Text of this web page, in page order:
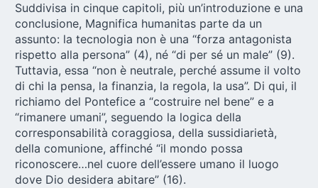
Suddivisa in cinque capitoli, più un’introduzione e una
conclusione, Magnifica humanitas parte da un
assunto: la tecnologia non è una “forza antagonista
rispetto alla persona” (4), né “di per sé un male” (9).
Tuttavia, essa “non è neutrale, perché assume il volto
di chi la pensa, la finanzia, la regola, la usa”. Di qui, il
richiamo del Pontefice a “costruire nel bene” e a
“rimanere umani”, seguendo la logica della
corresponsabilità coraggiosa, della sussidiarietà,
della comunione, affinché “il mondo possa
riconoscere…nel cuore dell’essere umano il luogo
dove Dio desidera abitare” (16).